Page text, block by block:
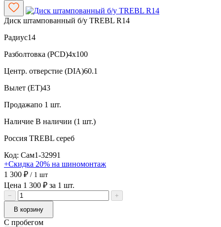
Диск штампованный б/у TREBL R14
Радиус14
Разболтовка (PCD)4x100
Центр. отверстие (DIA)60.1
Вылет (ET)43
Продажапо 1 шт.
Наличие В наличии (1 шт.)
Россия TREBL сереб
Код: Сам1-32991
+Скидка 20% на шиномонтаж
1 300 ₽ / 1 шт
Цена 1 300 ₽ за 1 шт.
−
+
В корзину
С пробегом